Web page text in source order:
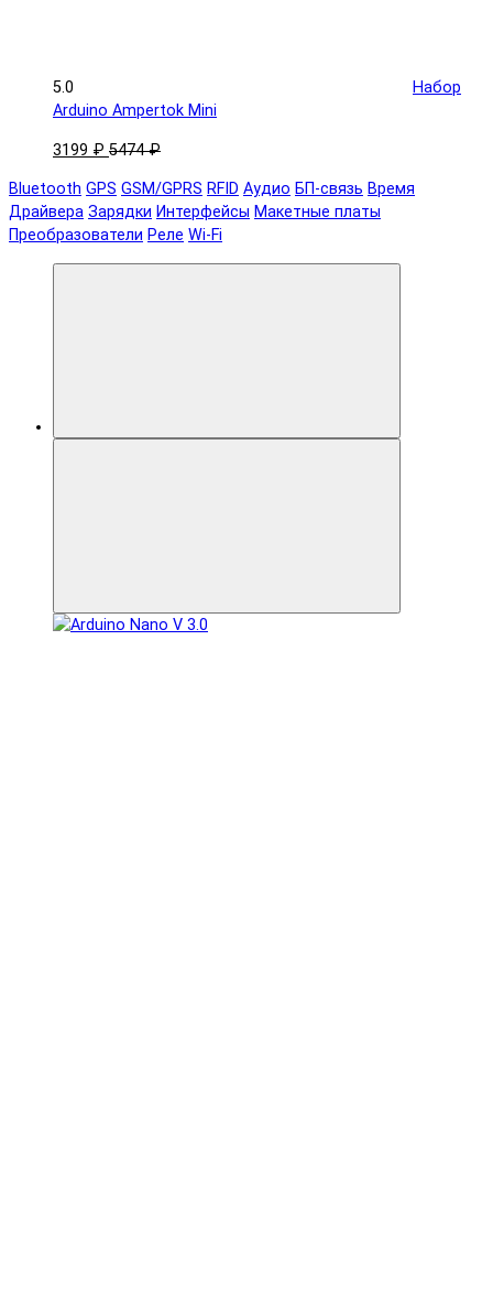
5.0
Набор
Arduino Ampertok Mini
3199 ₽ 5474 ₽
Bluetooth GPS GSM/GPRS RFID Аудио БП-связь Время
Драйвера Зарядки Интерфейсы Макетные платы
Преобразователи Реле Wi-Fi